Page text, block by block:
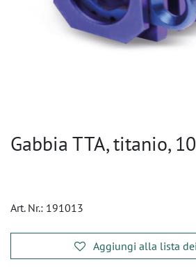
Gabbia TTA, titanio,
Art. Nr.: 191013
Aggiungi alla lista